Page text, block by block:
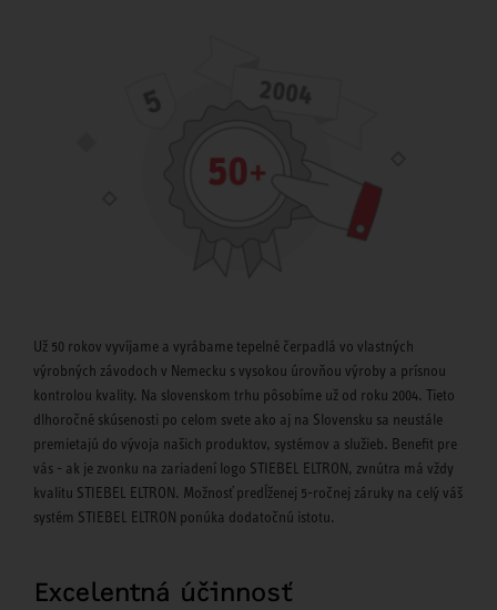
Už 50 rokov vyvíjame a vyrábame tepelné čerpadlá vo vlastných
výrobných závodoch v Nemecku s vysokou úrovňou výroby a prísnou
kontrolou kvality. Na slovenskom trhu pôsobíme už od roku 2004. Tieto
dlhoročné skúsenosti po celom svete ako aj na Slovensku sa neustále
premietajú do vývoja našich produktov, systémov a služieb. Benefit pre
vás - ak je zvonku na zariadení logo STIEBEL ELTRON, zvnútra má vždy
kvalitu STIEBEL ELTRON. Možnosť predĺženej 5-ročnej záruky na celý váš
systém STIEBEL ELTRON ponúka dodatočnú istotu.
Excelentná účinnosť